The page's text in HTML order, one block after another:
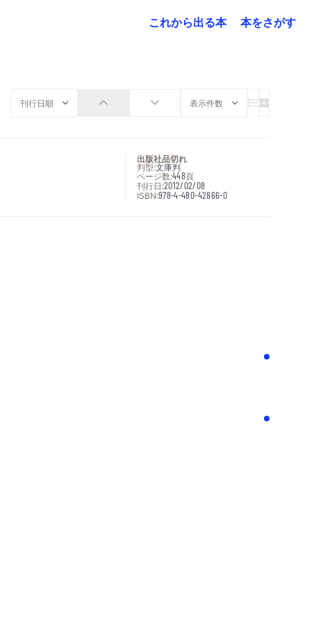
これから出る本
本をさがす
出版社品切れ
判型:文庫判
ページ数:448頁
刊行日:2012/02/08
ISBN:978-4-480-42866-0